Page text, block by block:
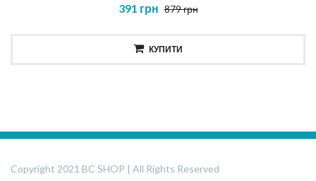
391 грн 879 грн
КУПИТИ
Copyright 2021 BC SHOP | All Rights Reserved